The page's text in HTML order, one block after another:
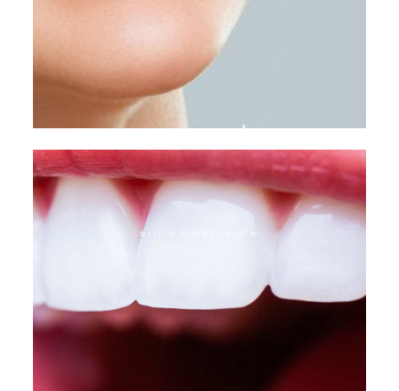
פלסטיק חניכיים
שירותי רפואת שיניים